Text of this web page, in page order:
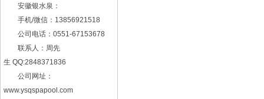
安徽银水泉：
手机/微信：13856921518
公司电话：0551-67153678
联系人：周先
生 QQ:2848371836
公司网址：
www.ysqspapool.com